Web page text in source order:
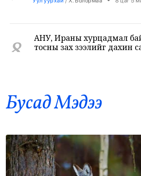
8
тосны зах зээлийг дахин
Дэлхий/Б. Ариунаа • 8 цаг 47
9
бизнес эрхлэхэд таатай
Нийслэл / Б. Ариунаа •
10
Оросоос 301 вагон шатахуун
иржээ
Бодлого шийдвэр Х. Болормаа
Бусад Mэдээ